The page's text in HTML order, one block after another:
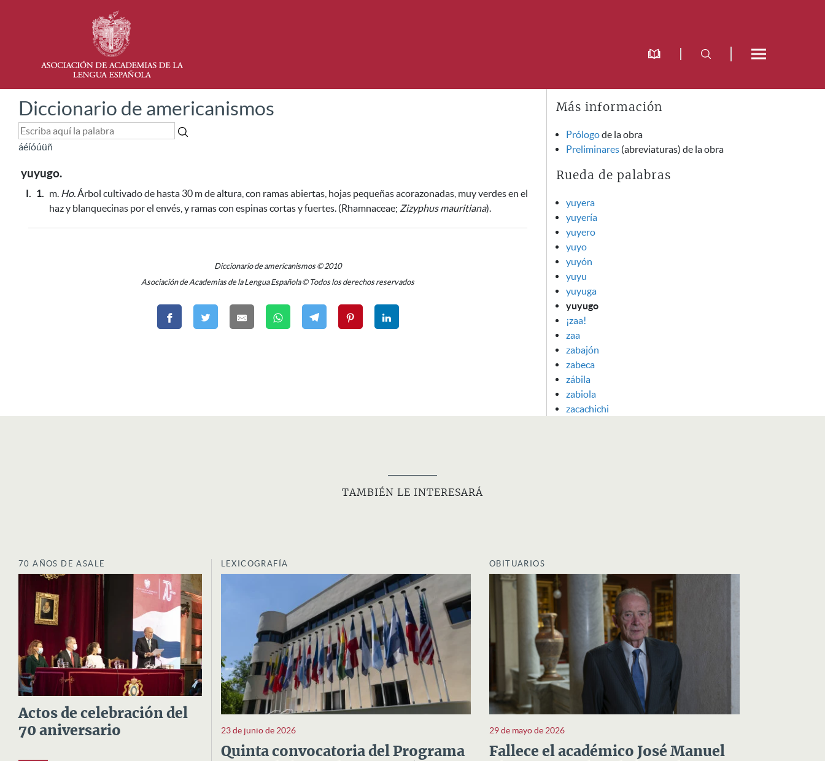
Diccionario de americanismos
áéíóúüñ
yuyugo.
I. 1. m. Ho.Árbol cultivado de hasta 30 m de altura, con ramas abiertas, hojas pequeñas acorazonadas, muy verdes en el
haz y blanquecinas por el envés, y ramas con espinas cortas y fuertes. (Rhamnaceae; Zizyphus mauritiana).
Diccionario de americanismos © 2010
Asociación de Academias de la Lengua Española © Todos los derechos reservados
Más información
Prólogode la obra
Preliminares (abreviaturas) de la obra
Rueda de palabras
yuyera
yuyería
yuyero
yuyo
yuyón
yuyu
yuyuga
yuyugo
¡zaa!
zaa
zabajón
zabeca
zábila
zabiola
zacachichi
TAMBIÉN LE INTERESARÁ
70 AÑOS DE ASALE
Actos de celebración del
70 aniversario
LEXICOGRAFÍA
23 de junio de 2026
Quinta convocatoria del Programa
OBITUARIOS
29 de mayo de 2026
Fallece el académico José Manuel